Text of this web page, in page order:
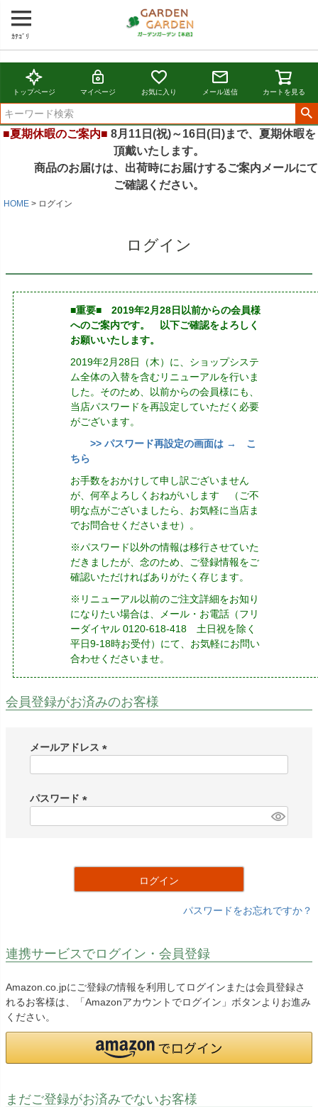
ｶﾃｺﾞﾘ
トップページ マイページ お気に入り メール送信 カートを見る
■夏期休暇のご案内■ 8月11日(祝)～16日(日)まで、夏期休暇を
頂戴いたします。
商品のお届けは、出荷時にお届けするご案内メールにて
ご確認ください。
HOME ログイン
ログイン
■重要■ 2019年2月28日以前からの会員様
へのご案内です。 以下ご確認をよろしく
お願いいたします。
2019年2月28日（木）に、ショップシステ
ム全体の入替を含むリニューアルを行いま
した。そのため、以前からの会員様にも、
当店パスワードを再設定していただく必要
がございます。
>> パスワード再設定の画面は → こ
ちら
お手数をおかけして申し訳ございません
が、何卒よろしくおねがいします （ご不
明な点がございましたら、お気軽に当店ま
でお問合せくださいませ）。
※パスワード以外の情報は移行させていた
だきましたが、念のため、ご登録情報をご
確認いただければありがたく存じます。
※リニューアル以前のご注文詳細をお知り
になりたい場合は、メール・お電話（フリ
ーダイヤル 0120-618-418 土日祝を除く
平日9-18時お受付）にて、お気軽にお問い
合わせくださいませ。
会員登録がお済みのお客様
メールアドレス
)
パスワード
ログイン
パスワードをお忘れですか？
連携サービスでログイン・会員登録
Amazon.co.jpにご登録の情報を利用してログインまたは会員登録さ
れるお客様は、「Amazonアカウントでログイン」ボタンよりお進み
ください。
まだご登録がお済みでないお客様